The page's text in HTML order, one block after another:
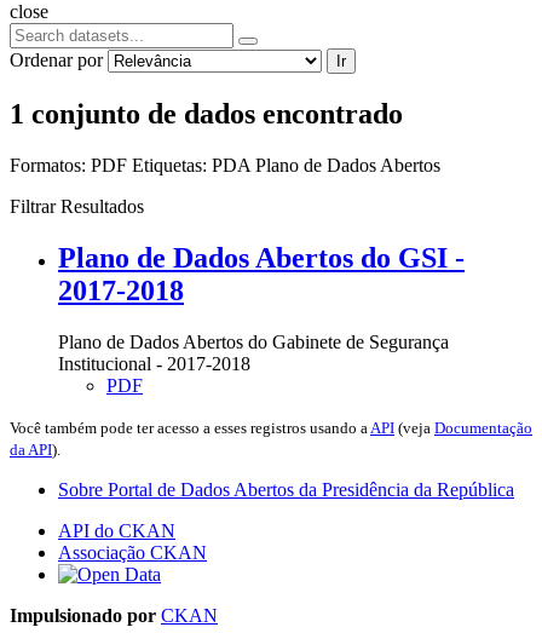
close
Ordenar por Ir
1 conjunto de dados encontrado
Formatos: PDF Etiquetas: PDA Plano de Dados Abertos
Filtrar Resultados
Plano de Dados Abertos do GSI -
2017-2018
Plano de Dados Abertos do Gabinete de Segurança
Institucional - 2017-2018
PDF
Você também pode ter acesso a esses registros usando a API (veja Documentação
da API).
Sobre Portal de Dados Abertos da Presidência da República
API do CKAN
Associação CKAN
Impulsionado por CKAN